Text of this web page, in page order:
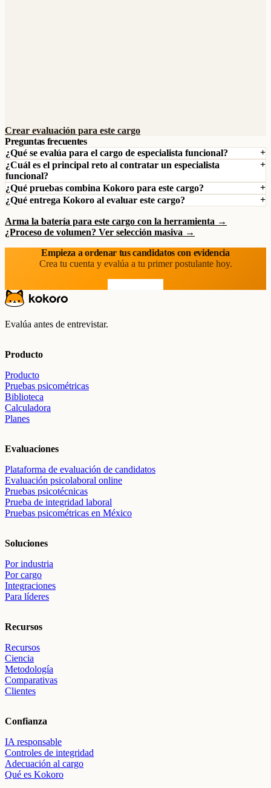
Crear evaluación para este cargo
Preguntas frecuentes
¿Qué se evalúa para el cargo de especialista funcional?
¿Cuál es el principal reto al contratar un especialista
funcional?
¿Qué pruebas combina Kokoro para este cargo?
¿Qué entrega Kokoro al evaluar este cargo?
Arma la batería para este cargo con la herramienta →
¿Proceso de volumen? Ver selección masiva →
Empieza a ordenar tus candidatos con evidencia
Crea tu cuenta y evalúa a tu primer postulante hoy.
Evalúa antes de entrevistar.
Producto
Producto
Pruebas psicométricas
Biblioteca
Calculadora
Planes
Evaluaciones
Plataforma de evaluación de candidatos
Evaluación psicolaboral online
Pruebas psicotécnicas
Prueba de integridad laboral
Pruebas psicométricas en México
Soluciones
Por industria
Por cargo
Integraciones
Para líderes
Recursos
Recursos
Ciencia
Metodología
Comparativas
Clientes
Confianza
IA responsable
Controles de integridad
Adecuación al cargo
Qué es Kokoro